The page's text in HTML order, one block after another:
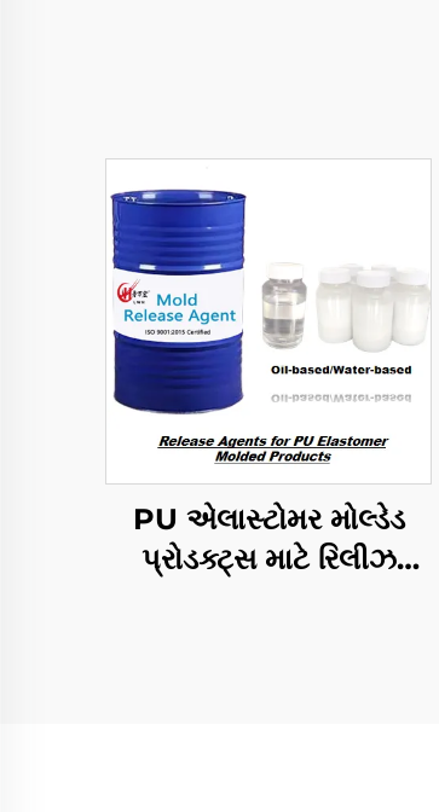
PU એલાસ્ટોમર મોલ્ડેડ
પ્રોડક્ટ્સ માટે રિલીઝ